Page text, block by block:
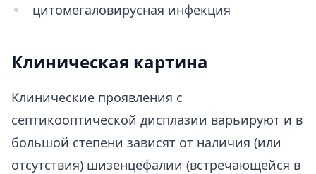
цитомегаловирусная инфекция
Клиническая картина
Клинические проявления с
септикооптической дисплазии варьируют и в
большой степени зависят от наличия (или
отсутствия) шизенцефалии (встречающейся в